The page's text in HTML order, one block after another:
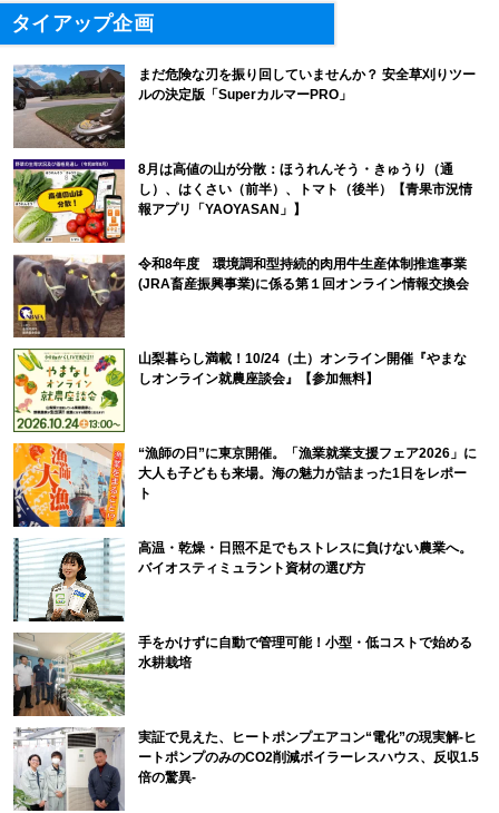
タイアップ企画
まだ危険な刃を振り回していませんか？ 安全草刈りツー
ルの決定版「SuperカルマーPRO」
8月は高値の山が分散：ほうれんそう・きゅうり（通
し）、はくさい（前半）、トマト（後半）【青果市況情
報アプリ「YAOYASAN」】
令和8年度 環境調和型持続的肉用牛生産体制推進事業
(JRA畜産振興事業)に係る第１回オンライン情報交換会
山梨暮らし満載！10/24（土）オンライン開催『やまな
しオンライン就農座談会』【参加無料】
“漁師の日”に東京開催。「漁業就業支援フェア2026」に
大人も子どもも来場。海の魅力が詰まった1日をレポー
ト
高温・乾燥・日照不足でもストレスに負けない農業へ。
バイオスティミュラント資材の選び方
手をかけずに自動で管理可能！小型・低コストで始める
水耕栽培
実証で見えた、ヒートポンプエアコン“電化”の現実解-ヒ
ートポンプのみのCO2削減ボイラーレスハウス、反収1.5
倍の驚異-